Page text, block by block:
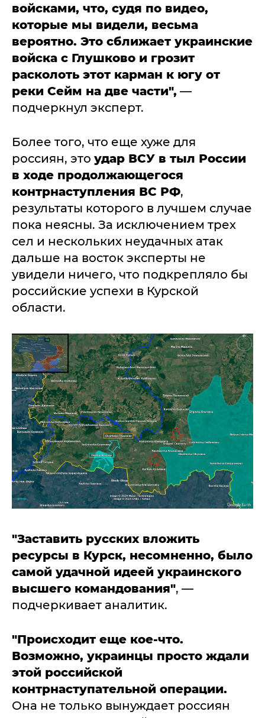
войсками, что, судя по видео,
которые мы видели, весьма
вероятно. Это сближает украинские
войска с Глушково и грозит
расколоть этот карман к югу от
реки Сейм на две части", —
подчеркнул эксперт.
Более того, что еще хуже для
россиян, это удар ВСУ в тыл России
в ходе продолжающегося
контрнаступления ВС РФ,
результаты которого в лучшем случае
пока неясны. За исключением трех
сел и нескольких неудачных атак
дальше на восток эксперты не
увидели ничего, что подкрепляло бы
российские успехи в Курской
области.
"Заставить русских вложить
ресурсы в Курск, несомненно, было
самой удачной идеей украинского
высшего командования", —
подчеркивает аналитик.
"Происходит еще кое-что.
Возможно, украинцы просто ждали
этой российской
контрнаступательной операции.
Она не только вынуждает россиян